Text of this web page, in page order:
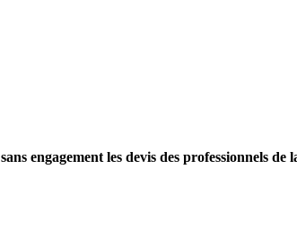
sans engagement les devis des professionnels de